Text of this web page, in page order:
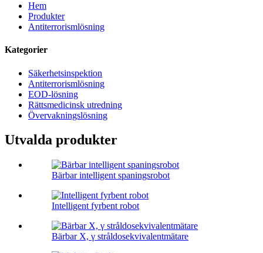
Hem
Produkter
Antiterrorismlösning
Kategorier
Säkerhetsinspektion
Antiterrorismlösning
EOD-lösning
Rättsmedicinsk utredning
Övervakningslösning
Utvalda produkter
Bärbar intelligent spaningsrobot
Intelligent fyrbent robot
Bärbar X, γ stråldosekvivalentmätare